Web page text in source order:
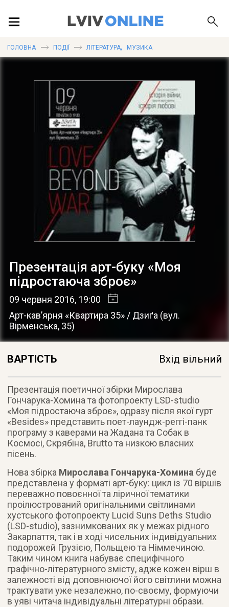
ПУБЛІКАЦІЇ
ДОВІДКА
ГОЛОВНА ПОДІЇ ЛІТЕРАТУРА, МУЗИКА
Презентація арт-буку «Моя
підростаюча зброє»
09 червня 2016, 19:00
Арт-кав’ярня «Квартира 35» / Дзиґа (вул.
Вірменська, 35)
ВАРТІСТЬ Вхід вільний
Презентація поетичної збірки Мирослава
Гончарука-Хомина та фотопроекту LSD-studio
«Моя підростаюча зброє», одразу після якої гурт
«Besides» представить поет-лаундж-реггі-панк
програму з каверами на Жадана та Собак в
Космосі, Скрябіна, Brutto та низкою власних
пісень.
Нова збірка Мирослава Гончарука-Хомина буде
представлена у форматі арт-буку: цикл із 70 віршів
переважно повоєнної та ліричної тематики
проілюстрований оригінальними світлинами
хустського фотопроекту Lucid Suns Deths Studio
(LSD-studio), зазнимкованих як у межах рідного
Закарпаття, так і в ході чисельних індивідуальних
подорожей Грузією, Польщею та Німмечиною.
Таким чином книга набуває специфічного
графічно-літературного змісту, адже кожен вірш в
залежності від доповнюючої його світлини можна
трактувати уже незалежно, по-своєму, формуючи
в уяві читача індивідуальні літературні образи.